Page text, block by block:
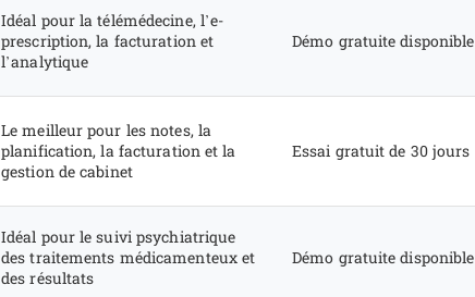
Idéal pour la télémédecine, l’e-
prescription, la facturation et
l’analytique
Démo gratuite disponible
Le meilleur pour les notes, la
planification, la facturation et la
gestion de cabinet
Essai gratuit de 30 jours
Idéal pour le suivi psychiatrique
des traitements médicamenteux et
des résultats
Démo gratuite disponible